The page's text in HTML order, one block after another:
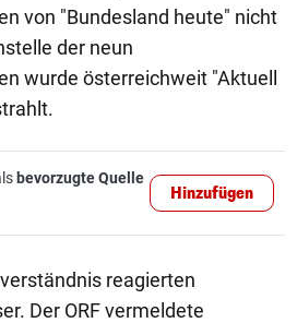
von "Bundesland heute" nicht
der neun
wurde österreichweit "Aktuell
bevorzugte Quelle
Hinzufügen
reagierten
Der ORF vermeldete